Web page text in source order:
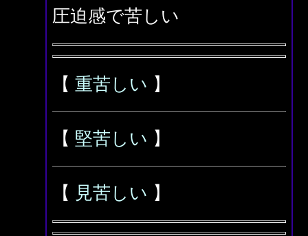
圧迫感で苦しい
【 重苦しい 】
【 堅苦しい 】
【 見苦しい 】